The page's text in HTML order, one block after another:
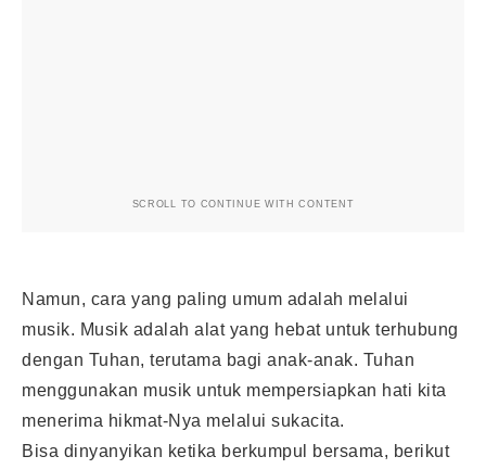
SCROLL TO CONTINUE WITH CONTENT
Namun, cara yang paling umum adalah melalui
musik. Musik adalah alat yang hebat untuk terhubung
dengan Tuhan, terutama bagi anak-anak. Tuhan
menggunakan musik untuk mempersiapkan hati kita
menerima hikmat-Nya melalui sukacita.
Bisa dinyanyikan ketika berkumpul bersama, berikut